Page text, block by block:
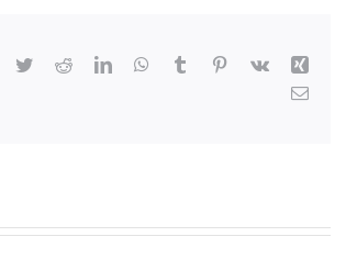
Facebook
TwitterRedditLinkedInWhatsApp
Tumblr Pinterest
Vk
Xing
Email